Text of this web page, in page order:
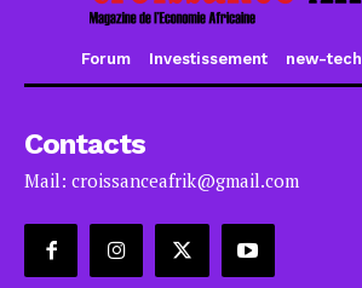
Forum Investissement new-tech
Contacts
Mail: croissanceafrik@gmail.com